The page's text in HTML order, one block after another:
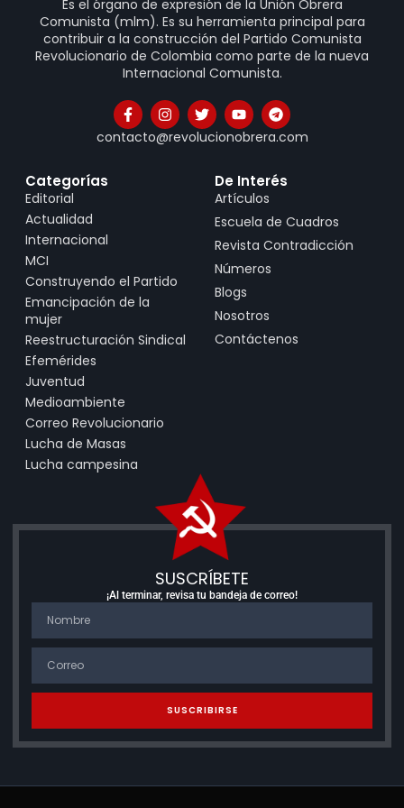
Es el órgano de expresión de la Unión Obrera
Comunista (mlm). Es su herramienta principal para
contribuir a la construcción del Partido Comunista
Revolucionario de Colombia como parte de la nueva
Internacional Comunista.
contacto@revolucionobrera.com
Categorías
Editorial
Actualidad
Internacional
MCI
Construyendo el Partido
Emancipación de la
mujer
Reestructuración Sindical
Efemérides
Juventud
Medioambiente
Correo Revolucionario
Lucha de Masas
Lucha campesina
De Interés
Artículos
Escuela de Cuadros
Revista Contradicción
Números
Blogs
Nosotros
Contáctenos
SUSCRÍBETE
¡Al terminar, revisa tu bandeja de correo!
SUSCRIBIRSE